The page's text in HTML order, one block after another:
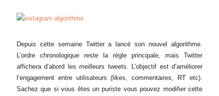
Depuis cette semaine Twitter a lancé son nouvel algorithme.
L’ordre chronologique reste la règle principale, mais Twitter
affichera d’abord les meilleurs tweets. L’objectif est d’améliorer
l’engagement entre utilisateurs (likes, commentaires, RT etc).
Sachez que si vous êtes un puriste vous pouvez modifier cette